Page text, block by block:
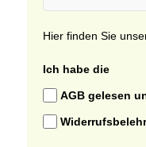
Hier finden Sie
Ich habe die
AGB gelesen